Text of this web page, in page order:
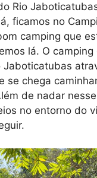
Rio
ficamos no
camping que
lá. O camping
Jaboticatubas
se chega
de nadar
no entorno do